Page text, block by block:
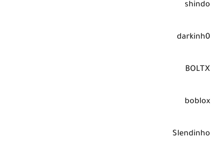
shindo
darkinh0
BOLTX
boblox
Slendinho